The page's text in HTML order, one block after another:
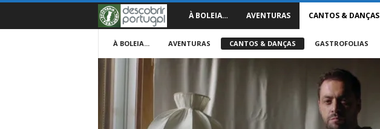
e
c
o
À BOLEIA… AVENTURAS CANTOS & DANÇAS
À BOLEIA... AVENTURAS CANTOS & DANÇAS GASTROFOLIAS